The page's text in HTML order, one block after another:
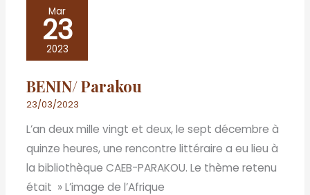
Mar
23
2023
BENIN/ Parakou
23/03/2023
L’an deux mille vingt et deux, le sept décembre à
quinze heures, une rencontre littéraire a eu lieu à
la bibliothèque CAEB-PARAKOU. Le thème retenu
était » L’image de l’Afrique
BENIN/
Parakou